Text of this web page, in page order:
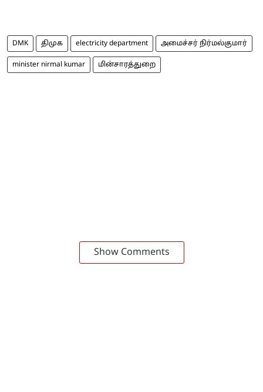
DMK திமுக electricity department அமைச்சர் நிர்மல்குமார்
minister nirmal kumar மின்சாரத்துறை
Show Comments